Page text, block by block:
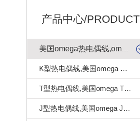
产品中心/PRODUCT
K型热电偶线,美国omega K型热电偶线
T型热电偶线,美国omega T型热电偶线
J型热电偶线,美国omega J型热电偶线